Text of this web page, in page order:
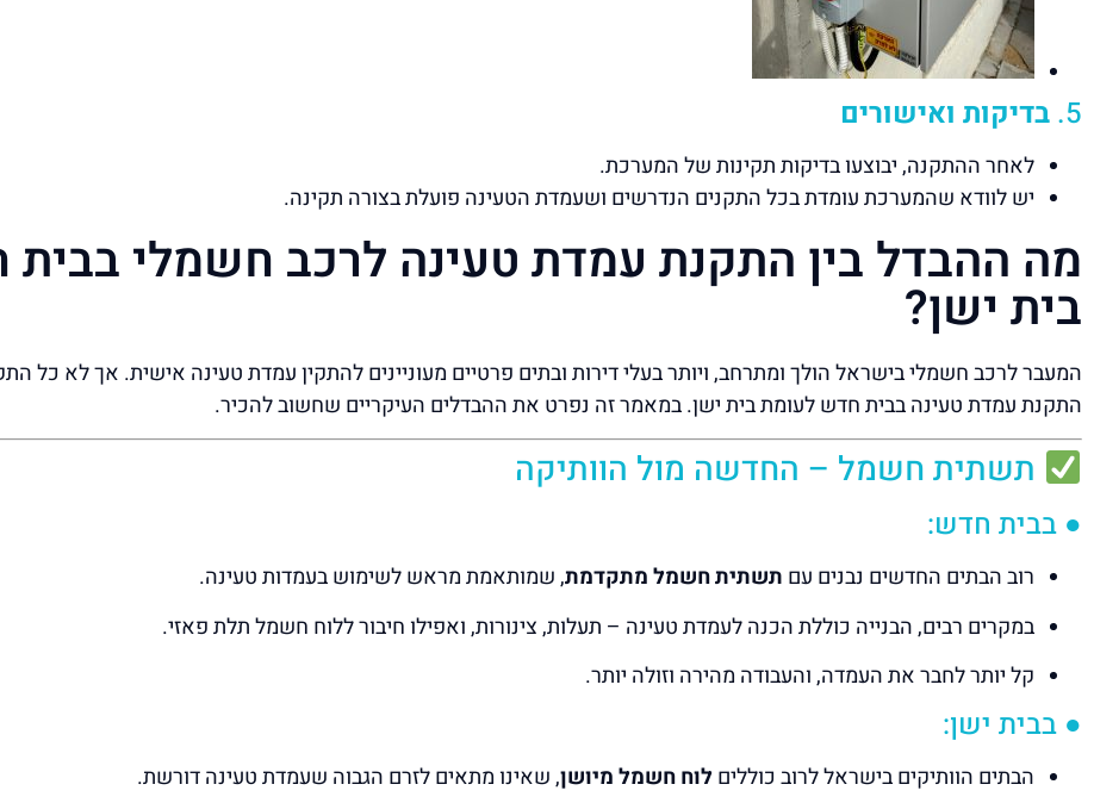
5. בדיקות ואישורים
לאחר ההתקנה, יבוצעו בדיקות תקינות של המערכת.
יש לוודא שהמערכת עומדת בכל התקנים הנדרשים ושעמדת הטעינה פועלת בצורה תקינה.
מה ההבדל בין התקנת עמדת טעינה לרכב חשמלי
בית ישן?
המעבר לרכב חשמלי בישראל הולך ומתרחב, ויותר בעלי דירות ובתים פרטיים מעוניינים להתקין עמדת טעינה אישית. אך לא כל
התקנת עמדת טעינה בבית חדש לעומת בית ישן. במאמר זה נפרט את ההבדלים העיקריים שחשוב להכיר.
תשתית חשמל – החדשה מול הוותיקה
● בבית חדש:
רוב הבתים החדשים נבנים עם תשתית חשמל מתקדמת, שמותאמת מראש לשימוש בעמדות טעינה.
במקרים רבים, הבנייה כוללת הכנה לעמדת טעינה – תעלות, צינורות, ואפילו חיבור ללוח חשמל תלת פאזי.
קל יותר לחבר את העמדה, והעבודה מהירה וזולה יותר.
● בבית ישן:
הבתים הוותיקים בישראל לרוב כולליםלוח חשמל מיושן, שאינו מתאים לזרם הגבוה שעמדת טעינה דורשת.